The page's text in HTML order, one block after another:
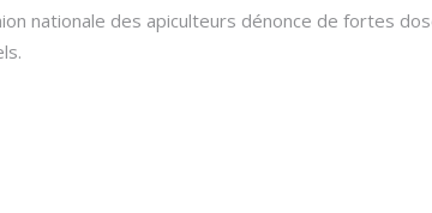
nationale des apiculteurs dénonce de fortes